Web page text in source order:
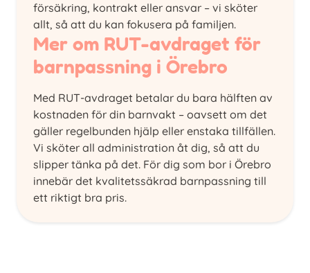
försäkring, kontrakt eller ansvar – vi sköter
allt, så att du kan fokusera på familjen.
Mer om RUT-avdraget för
barnpassning i Örebro
Med RUT-avdraget betalar du bara hälften av
kostnaden för din barnvakt – oavsett om det
gäller regelbunden hjälp eller enstaka tillfällen.
Vi sköter all administration åt dig, så att du
slipper tänka på det. För dig som bor i Örebro
innebär det kvalitetssäkrad barnpassning till
ett riktigt bra pris.